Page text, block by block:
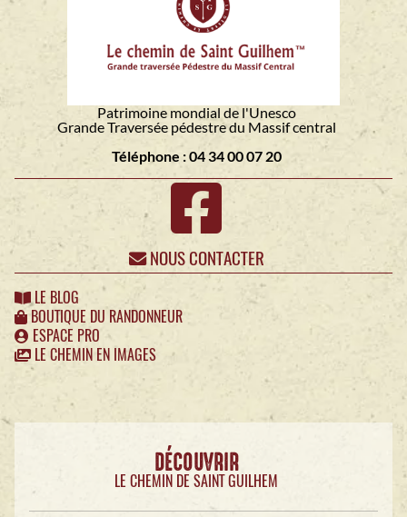
Patrimoine mondial de l'Unesco
Grande Traversée pédestre du Massif central
Téléphone : 04 34 00 07 20
NOUS CONTACTER
LE BLOG
BOUTIQUE DU RANDONNEUR
ESPACE PRO
LE CHEMIN EN IMAGES
DÉCOUVRIR
LE CHEMIN DE SAINT GUILHEM